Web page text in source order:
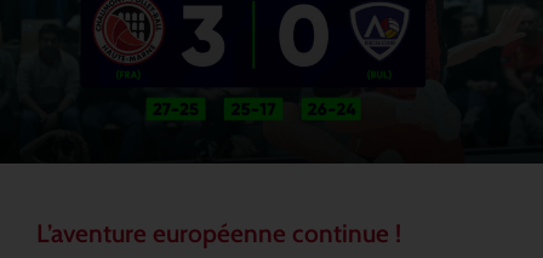
L’aventure européenne continue !